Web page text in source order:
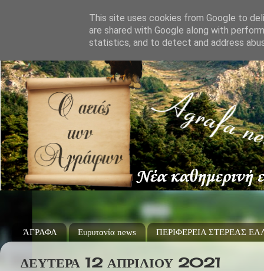
ΆΓΡΑΦΑ Ευρυτανία news ΠΕΡΙΦΕΡΕΙΑ ΣΤΕΡΕΑΣ
ΔΕΥΤΈΡΑ 12 ΑΠΡΙΛΊΟΥ 2021
This site uses cookies from Google to
are shared with Google along with
statistics, and to detect and address